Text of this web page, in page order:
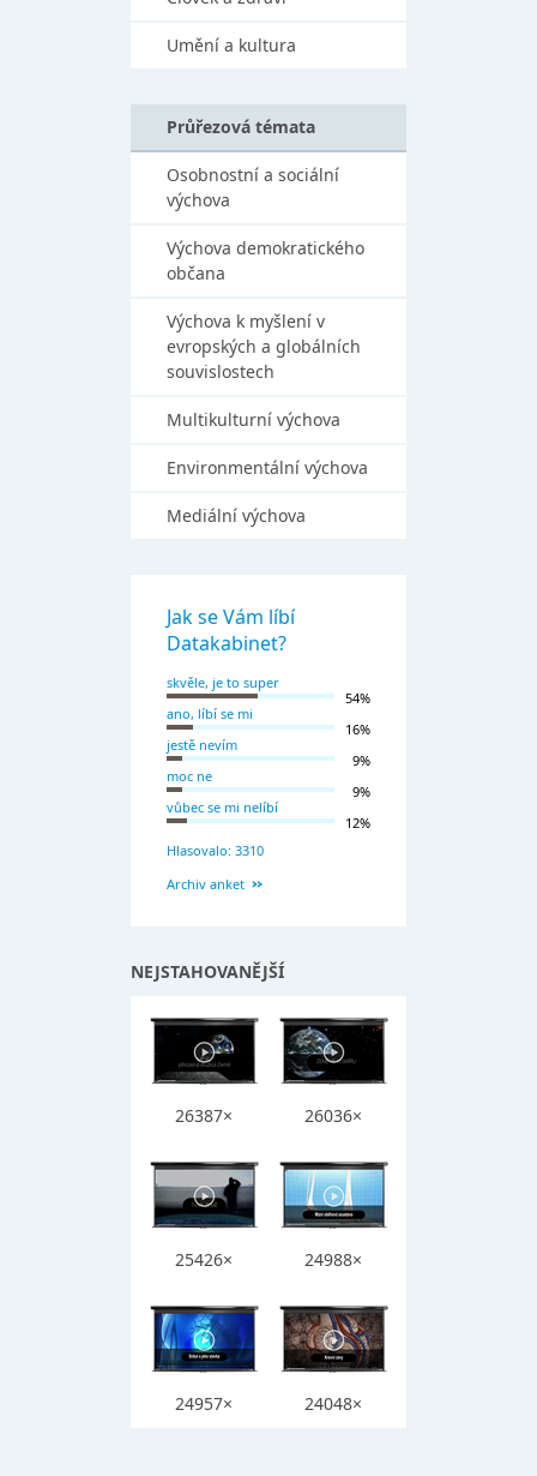
Umění a kultura
Průřezová témata
Osobnostní a sociální
výchova
Výchova demokratického
občana
Výchova k myšlení v
evropských a globálních
souvislostech
Multikulturní výchova
Environmentální výchova
Mediální výchova
Jak se Vám líbí
Datakabinet?
skvěle, je to super
54%
ano, líbí se mi
16%
jestě nevím
9%
moc ne
9%
vůbec se mi nelíbí
12%
Hlasovalo: 3310
Archiv anket
NEJSTAHOVANĚJŠÍ
26387× 26036×
25426× 24988×
24957× 24048×